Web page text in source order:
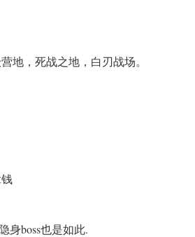
地，死战之地，白刃战场。
身boss也是如此.